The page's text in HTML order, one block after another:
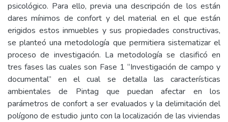
psicológico. Para ello, previa una descripción de los están
dares mínimos de confort y del material en el que están
erigidos estos inmuebles y sus propiedades constructivas,
se planteó una metodología que permitiera sistematizar el
proceso de investigación. La metodología se clasificó en
tres fases las cuales son Fase 1 “Investigación de campo y
documental” en el cual se detalla las características
ambientales de Pintag que puedan afectar en los
parámetros de confort a ser evaluados y la delimitación del
polígono de estudio junto con la localización de las viviendas